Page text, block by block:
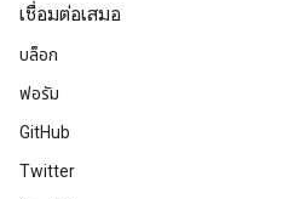
เชื่อมต่อเสมอ
บล็อก
ฟอรัม
GitHub
Twitter